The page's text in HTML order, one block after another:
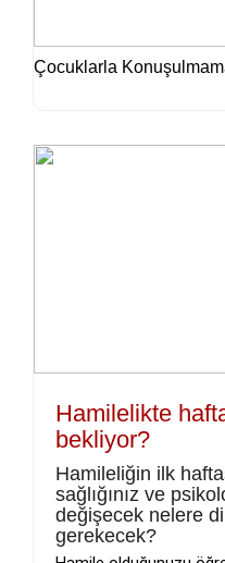
Çocuklarla
Hamilelikte
bekliyor?
Hamileliğin ilk
sağlığınız ve
değişecek nelere
gerekecek?